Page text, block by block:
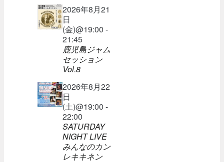
2026年8月21
日
(金)@19:00 -
21:45
鹿児島ジャム
セッション
Vol.8
2026年8月22
日
(土)@19:00 -
22:00
SATURDAY
NIGHT LIVE
みんなのカン
レキキネン